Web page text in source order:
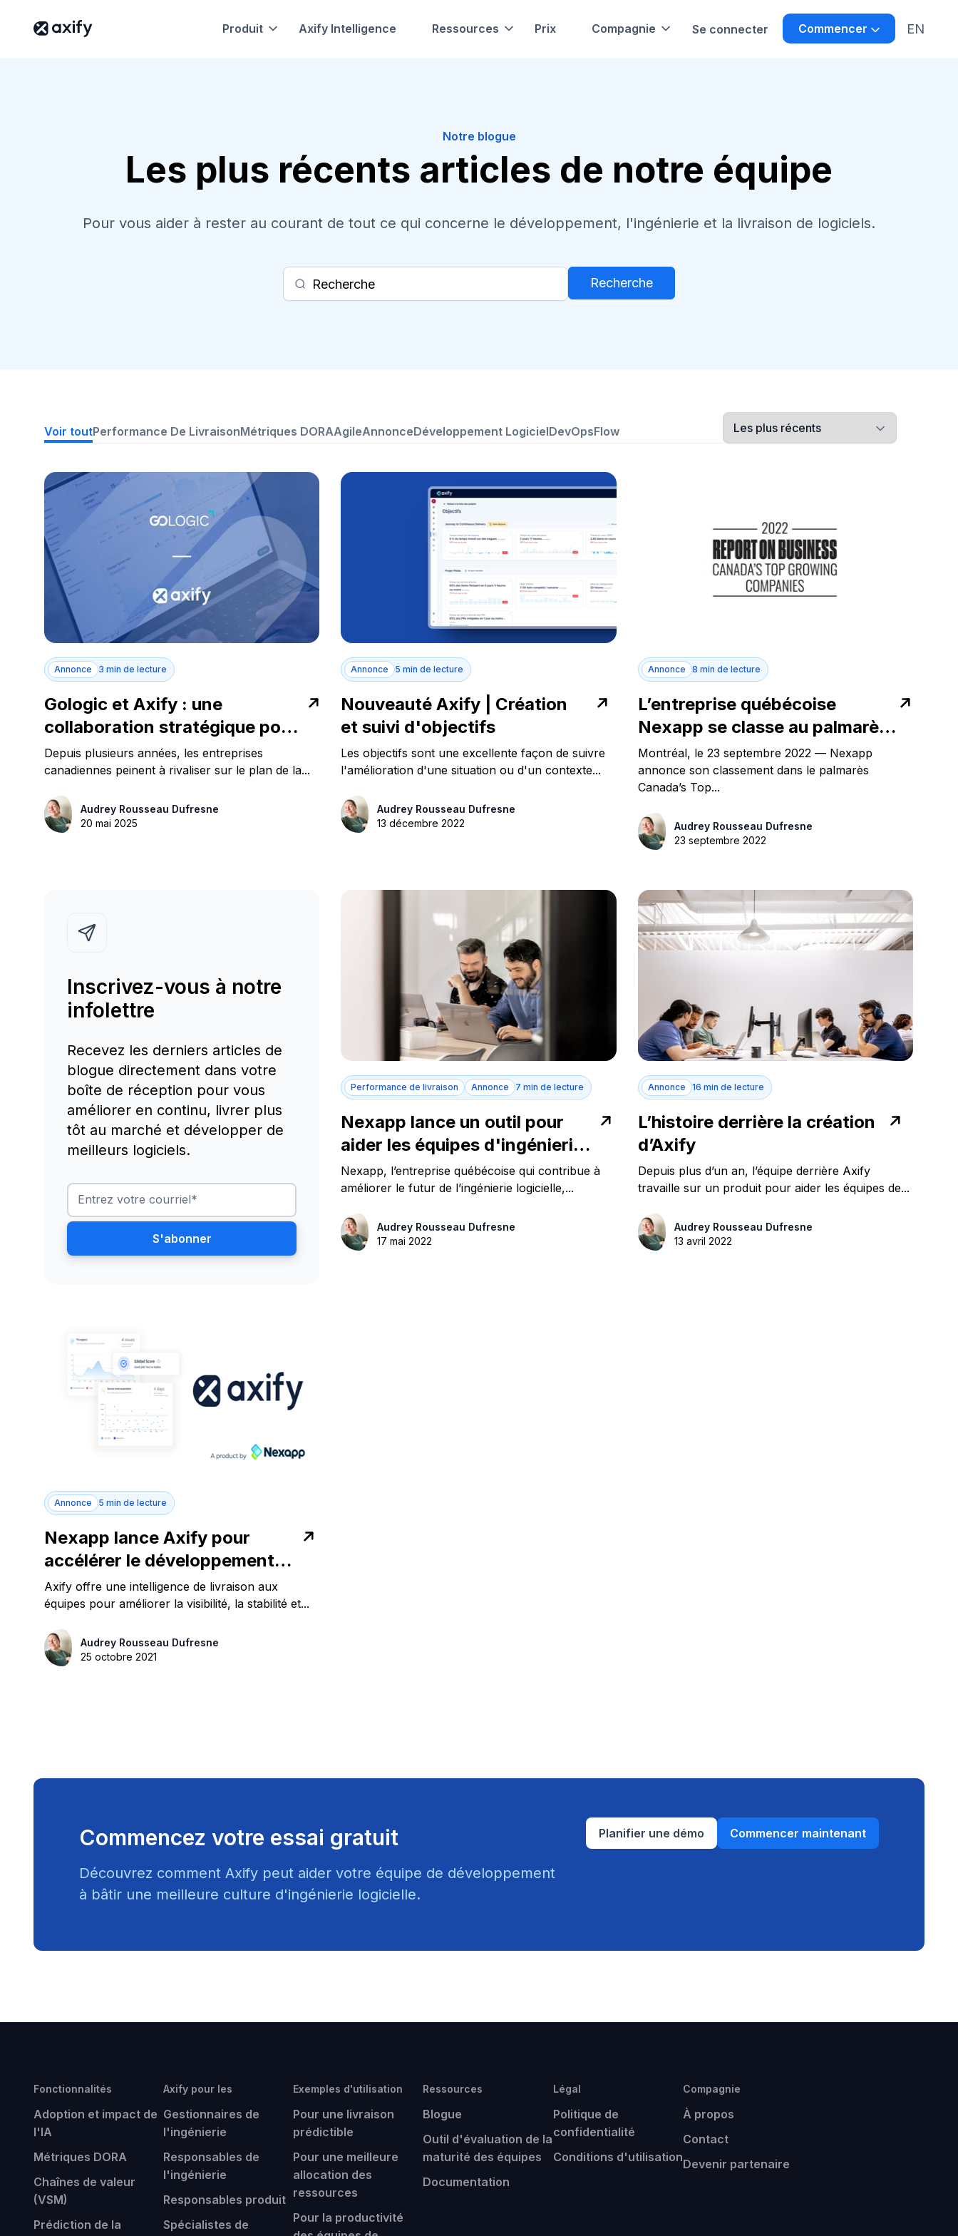
Produit Axify Intelligence Ressources Prix Compagnie Se connecter Commencer EN
Notre blogue
Les plus récents articles de notre équipe
Pour vous aider à rester au courant de tout ce qui concerne le développement, l'ingénierie et la livraison de logiciels.
Recherche
Voir toutPerformance De LivraisonMétriques DORAAgileAnnonceDéveloppement LogicielDevOpsFlow
Annonce 3 min de lecture
Gologic et Axify : une
collaboration stratégique pour
propulser la productivité des
équipes logicielles canadiennes
Depuis plusieurs années, les entreprises
canadiennes peinent à rivaliser sur le plan de la...
Audrey Rousseau Dufresne
20 mai 2025
Annonce 5 min de lecture
Nouveauté Axify | Création
et suivi d'objectifs
Les objectifs sont une excellente façon de suivre
l'amélioration d'une situation ou d'un contexte...
Audrey Rousseau Dufresne
13 décembre 2022
Annonce 8 min de lecture
L’entreprise québécoise
Nexapp se classe au palmarès
Canada’s Top Growing
Companies
Montréal, le 23 septembre 2022 — Nexapp
annonce son classement dans le palmarès
Canada’s Top...
Audrey Rousseau Dufresne
23 septembre 2022
Inscrivez-vous à notre
infolettre
Recevez les derniers articles de
blogue directement dans votre
boîte de réception pour vous
améliorer en continu, livrer plus
tôt au marché et développer de
meilleurs logiciels.
Performance de livraison Annonce 7 min de lecture
Nexapp lance un outil pour
aider les équipes d'ingénierie
logicielle
Nexapp, l’entreprise québécoise qui contribue à
améliorer le futur de l’ingénierie logicielle,...
Audrey Rousseau Dufresne
17 mai 2022
Annonce 16 min de lecture
L’histoire derrière la création
d’Axify
Depuis plus d’un an, l’équipe derrière Axify
travaille sur un produit pour aider les équipes de...
Audrey Rousseau Dufresne
13 avril 2022
Annonce 5 min de lecture
Nexapp lance Axify pour
accélérer le développement
logiciel
Axify offre une intelligence de livraison aux
équipes pour améliorer la visibilité, la stabilité et...
Audrey Rousseau Dufresne
25 octobre 2021
Commencez votre essai gratuit
Découvrez comment Axify peut aider votre équipe de développement
à bâtir une meilleure culture d'ingénierie logicielle.
Planifier une démo Commencer maintenant
Fonctionnalités
Adoption et impact de
l'IA
Métriques DORA
Chaînes de valeur
(VSM)
Prédiction de la
Axify pour les
Gestionnaires de
l'ingénierie
Responsables de
l'ingénierie
Responsables produit
Spécialistes de
Exemples d'utilisation
Pour une livraison
prédictible
Pour une meilleure
allocation des
ressources
Pour la productivité
Ressources
Blogue
Outil d'évaluation de la
maturité des équipes
Documentation
Légal
Politique de
confidentialité
Conditions d'utilisation
Compagnie
À propos
Contact
Devenir partenaire